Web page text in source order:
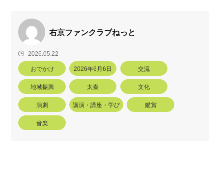
右京ファンクラブねっと
2026.05.22
おでかけ 2026年6月6日 交流
地域振興 太秦 文化
演劇 講演・講座・学び 鑑賞
音楽